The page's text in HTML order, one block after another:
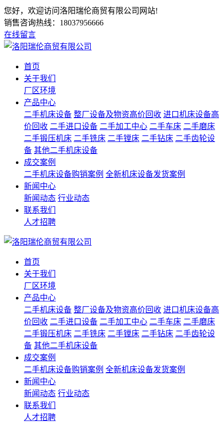
您好，欢迎访问洛阳瑞伦商贸有限公司网站!
销售咨询热线： 18037956666
在线留言
首页
关于我们
厂区环境
产品中心
二手机床设备 整厂设备及物资高价回收 进口机床设备高
价回收 二手进口设备 二手加工中心 二手车床 二手磨床
二手锻压机床 二手铣床 二手镗床 二手钻床 二手齿轮设
备 其他二手机床设备
成交案例
二手机床设备购销案例 全新机床设备发货案例
新闻中心
新闻动态 行业动态
联系我们
人才招聘
首页
关于我们
厂区环境
产品中心
二手机床设备 整厂设备及物资高价回收 进口机床设备高
价回收 二手进口设备 二手加工中心 二手车床 二手磨床
二手锻压机床 二手铣床 二手镗床 二手钻床 二手齿轮设
备 其他二手机床设备
成交案例
二手机床设备购销案例 全新机床设备发货案例
新闻中心
新闻动态 行业动态
联系我们
人才招聘